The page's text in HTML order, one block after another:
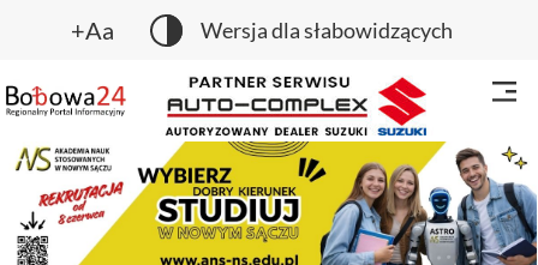
+Aa Wersja dla słabowidzących